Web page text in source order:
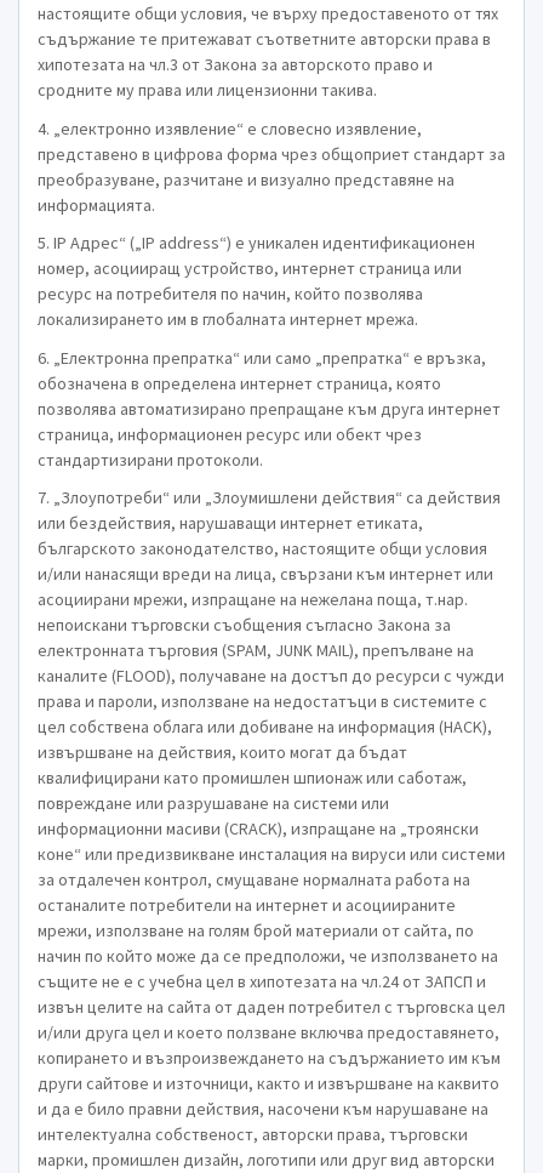
настоящите общи условия, че върху предоставеното от тях
съдържание те притежават съответните авторски права в
хипотезата на чл.3 от Закона за авторското право и
сродните му права или лицензионни такива.
4. „електронно изявление“ е словесно изявление,
представено в цифрова форма чрез общоприет стандарт за
преобразуване, разчитане и визуално представяне на
информацията.
5. IP Адрес“ („IP address“) е уникален идентификационен
номер, асоцииращ устройство, интернет страница или
ресурс на потребителя по начин, който позволява
локализирането им в глобалната интернет мрежа.
6. „Електронна препратка“ или само „препратка“ е връзка,
обозначена в определена интернет страница, която
позволява автоматизирано препращане към друга интернет
страница, информационен ресурс или обект чрез
стандартизирани протоколи.
7. „Злоупотреби“ или „Злоумишлени действия“ са действия
или бездействия, нарушаващи интернет етиката,
българското законодателство, настоящите общи условия
и/или нанасящи вреди на лица, свързани към интернет или
асоциирани мрежи, изпращане на нежелана поща, т.нар.
непоискани търговски съобщения съгласно Закона за
електронната търговия (SPAM, JUNK MAIL), препълване на
каналите (FLOOD), получаване на достъп до ресурси с чужди
права и пароли, използване на недостатъци в системите с
цел собствена облага или добиване на информация (HACK),
извършване на действия, които могат да бъдат
квалифицирани като промишлен шпионаж или саботаж,
повреждане или разрушаване на системи или
информационни масиви (CRACK), изпращане на „троянски
коне“ или предизвикване инсталация на вируси или системи
за отдалечен контрол, смущаване нормалната работа на
останалите потребители на интернет и асоциираните
мрежи, използване на голям брой материали от сайта, по
начин по който може да се предположи, че използването на
същите не е с учебна цел в хипотезата на чл.24 от ЗАПСП и
извън целите на сайта от даден потребител с търговска цел
и/или друга цел и което ползване включва предоставянето,
копирането и възпроизвеждането на съдържанието им към
други сайтове и източници, както и извършване на каквито
и да е било правни действия, насочени към нарушаване на
интелектуална собственост, авторски права, търговски
марки, промишлен дизайн, логотипи или друг вид авторски